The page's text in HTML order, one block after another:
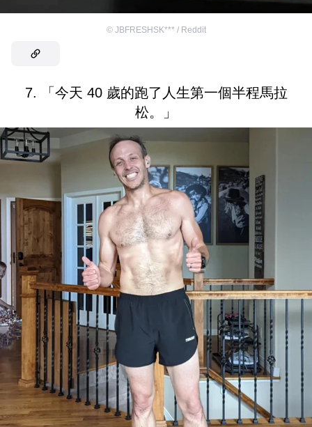
© JBFRESHSK*** / Reddit
7. 「今天 40 歲的跑了人生第一個半程馬拉
松。」